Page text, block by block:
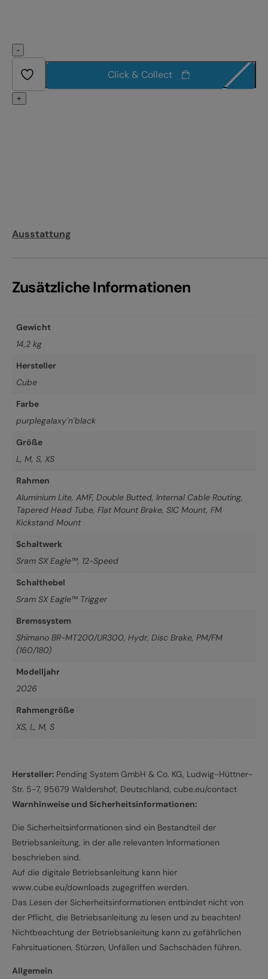
-
+
Click & Collect
Ausstattung
Zusätzliche Informationen
Gewicht
14,2 kg
Hersteller
Cube
Farbe
purplegalaxy´n´black
Größe
L, M, S, XS
Rahmen
Aluminium Lite, AMF, Double Butted, Internal Cable Routing,
Tapered Head Tube, Flat Mount Brake, SIC Mount, FM
Kickstand Mount
Schaltwerk
Sram SX Eagle™, 12-Speed
Schalthebel
Sram SX Eagle™ Trigger
Bremssystem
Shimano BR-MT200/UR300, Hydr, Disc Brake, PM/FM
(160/180)
Modelljahr
2026
Rahmengröße
XS, L, M, S
Hersteller: Pending System GmbH & Co. KG, Ludwig-Hüttner-
Str. 5-7, 95679 Waldershof, Deutschland, cube.eu/contact
Warnhinweise und Sicherheitsinformationen:
Die Sicherheitsinformationen sind ein Bestandteil der
Betriebsanleitung, in der alle relevanten Informationen
beschrieben sind.
Auf die digitale Betriebsanleitung kann hier
www.cube.eu/downloads zugegriffen werden.
Das Lesen der Sicherheitsinformationen entbindet nicht von
der Pflicht, die Betriebsanleitung zu lesen und zu beachten!
Nichtbeachtung der Betriebsanleitung kann zu gefährlichen
Fahrsituationen, Stürzen, Unfällen und Sachschäden führen.
Allgemein